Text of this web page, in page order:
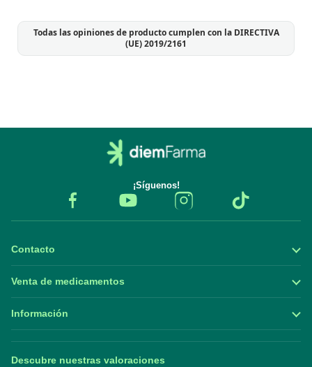
Todas las opiniones de producto cumplen con la DIRECTIVA
(UE) 2019/2161
¡Síguenos!
Contacto
Venta de medicamentos
Información
Descubre nuestras valoraciones